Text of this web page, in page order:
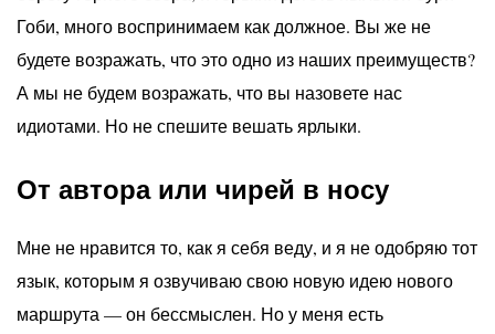
Гоби, много воспринимаем как должное. Вы же не
будете возражать, что это одно из наших преимуществ?
А мы не будем возражать, что вы назовете нас
идиотами. Но не спешите вешать ярлыки.
От автора или чирей в носу
Мне не нравится то, как я себя веду, и я не одобряю тот
язык, которым я озвучиваю свою новую идею нового
маршрута — он бессмыслен. Но у меня есть